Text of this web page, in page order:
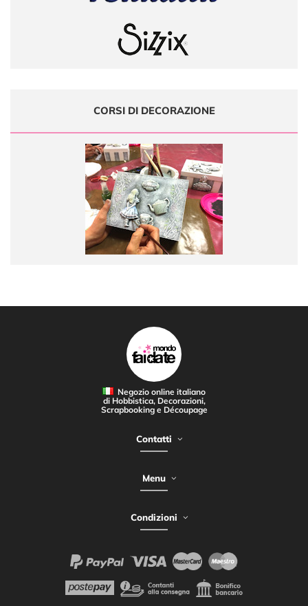
CORSI DI DECORAZIONE
Negozio online italiano
di Hobbistica, Decorazioni,
Scrapbooking e Découpage
Contatti
Menu
Condizioni